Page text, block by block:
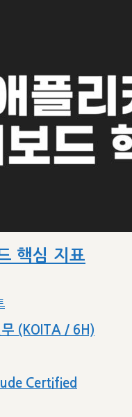
핵심 지표
(KOITA / 6H)
Certified